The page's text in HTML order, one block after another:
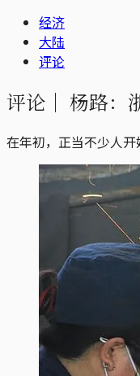
经济
大陆
评论
评论｜ 杨路：
在年初，正当不少人